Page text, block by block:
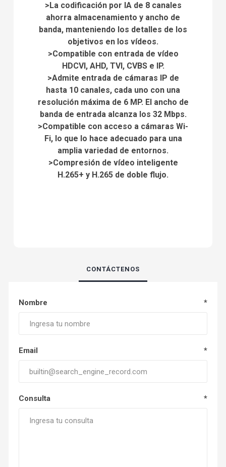
>La codificación por IA de 8 canales
ahorra almacenamiento y ancho de
banda, manteniendo los detalles de los
objetivos en los vídeos.
>Compatible con entrada de vídeo
HDCVI, AHD, TVI, CVBS e IP.
>Admite entrada de cámaras IP de
hasta 10 canales, cada uno con una
resolución máxima de 6 MP. El ancho de
banda de entrada alcanza los 32 Mbps.
>Compatible con acceso a cámaras Wi-
Fi, lo que lo hace adecuado para una
amplia variedad de entornos.
>Compresión de vídeo inteligente
H.265+ y H.265 de doble flujo.
CONTÁCTENOS
Nombre *
Email *
Consulta *